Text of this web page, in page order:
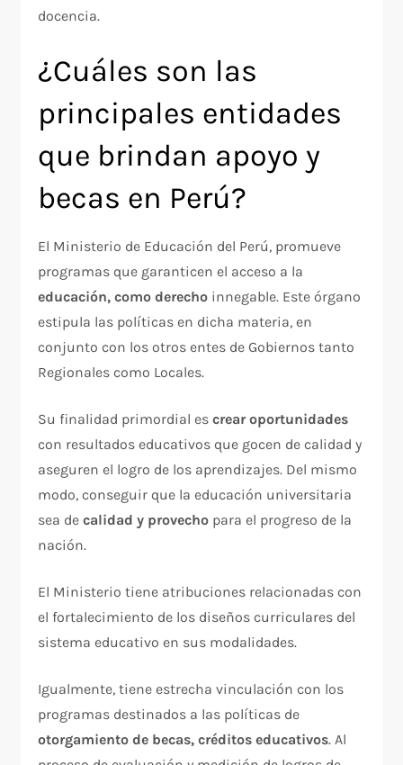
docencia.
¿Cuáles son las
principales entidades
que brindan apoyo y
becas en Perú?
El Ministerio de Educación del Perú, promueve
programas que garanticen el acceso a la
educación, como derecho innegable. Este órgano
estipula las políticas en dicha materia, en
conjunto con los otros entes de Gobiernos tanto
Regionales como Locales.
Su finalidad primordial escrear oportunidades
con resultados educativos que gocen de calidad y
aseguren el logro de los aprendizajes. Del mismo
modo, conseguir que la educación universitaria
sea decalidad y provecho para el progreso de la
nación.
El Ministerio tiene atribuciones relacionadas con
el fortalecimiento de los diseños curriculares del
sistema educativo en sus modalidades.
Igualmente, tiene estrecha vinculación con los
programas destinados a las políticas de
otorgamiento de becas, créditos educativos. Al